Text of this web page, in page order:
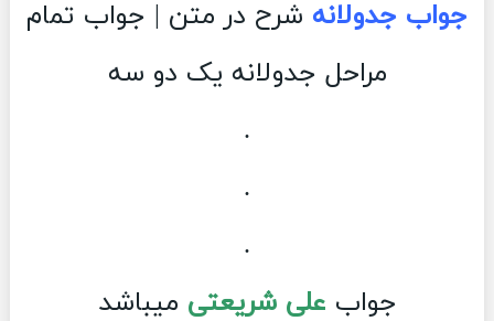
جواب جدولانه شرح در متن | جواب تمام
مراحل جدولانه یک دو سه
.
.
.
جواب علی شریعتی میباشد